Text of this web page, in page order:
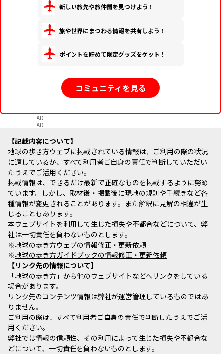
新しい旅先や旅仲間を見つけよう！
旅や世界にまつわる情報を共有しよう！
ポイントを貯めて限定グッズをゲット！
コミュニティを見る
AD
AD
記載内容について
地球の歩き方ウェブに掲載されている情報は、ご利用の際の状況
に適しているか、すべて利用者ご自身の責任で判断していただい
たうえでご活用ください。
掲載情報は、できるだけ最新で正確なものを掲載するように努め
ています。しかし、取材後・掲載後に現地の規則や手続きなど各
種情報が変更されることがあります。また解釈に見解の相違が生
じることもあります。
本ウェブサイトを利用して生じた損失や不都合などについて、弊
社は一切責任を負わないものとします。
※地球の歩き方ウェブの情報修正・更新依頼
※地球の歩き方ガイドブックの情報修正・更新依頼
リンク先の情報について
「地球の歩き方」から他のウェブサイトなどへリンクをしている
場合があります。
リンク先のコンテンツ情報は弊社が運営管理しているものではあ
りません。
ご利用の際は、すべて利用者ご自身の責任で判断したうえでご活
用ください。
弊社では情報の信頼性、その利用によって生じた損失や不都合な
どについて、一切責任を負わないものとします。